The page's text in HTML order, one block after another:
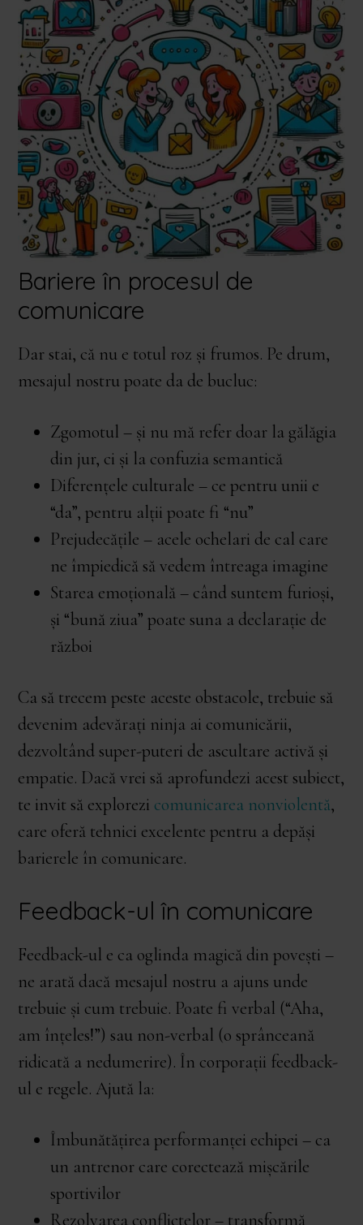
Bariere în procesul de
comunicare
Dar stai, că nu e totul roz și frumos. Pe drum,
mesajul nostru poate da de bucluc:
Zgomotul – și nu mă refer doar la gălăgia
din jur, ci și la confuzia semantică
Diferențele culturale – ce pentru unii e
“da”, pentru alții poate fi “nu”
Prejudecățile – acele ochelari de cal care
ne împiedică să vedem întreaga imagine
Starea emoțională – când suntem furioși,
și “bună ziua” poate suna a declarație de
război
Ca să trecem peste aceste obstacole, trebuie să
devenim adevărați ninja ai comunicării,
dezvoltând super-puteri de ascultare activă și
empatie. Dacă vrei să aprofundezi acest subiect,
te invit să explorezi comunicarea nonviolentă,
care oferă tehnici excelente pentru a depăși
barierele în comunicare.
Feedback-ul în comunicare
Feedback-ul e ca oglinda magică din povești –
ne arată dacă mesajul nostru a ajuns unde
trebuie și cum trebuie. Poate fi verbal (“Aha,
am înțeles!”) sau non-verbal (o sprânceană
ridicată a nedumerire). În corporații feedback-
ul e regele. Ajută la:
Îmbunătățirea performanței echipei – ca
un antrenor care corectează mișcările
sportivilor
Rezolvarea conflictelor – transformă